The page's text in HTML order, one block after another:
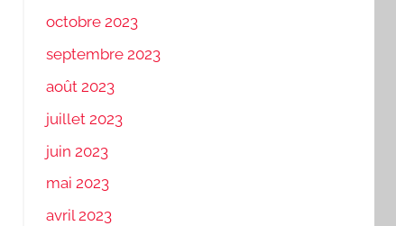
octobre 2023
septembre 2023
août 2023
juillet 2023
juin 2023
mai 2023
avril 2023